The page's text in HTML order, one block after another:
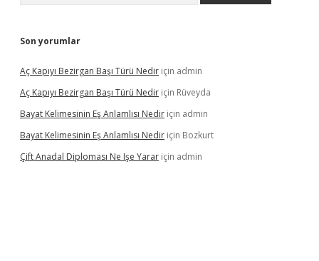
Son yorumlar
Aç Kapıyı Bezirgan Başı Türü Nedir için admin
Aç Kapıyı Bezirgan Başı Türü Nedir için Rüveyda
Bayat Kelimesinin Eş Anlamlısı Nedir için admin
Bayat Kelimesinin Eş Anlamlısı Nedir için Bozkurt
Çift Anadal Diploması Ne Işe Yarar için admin